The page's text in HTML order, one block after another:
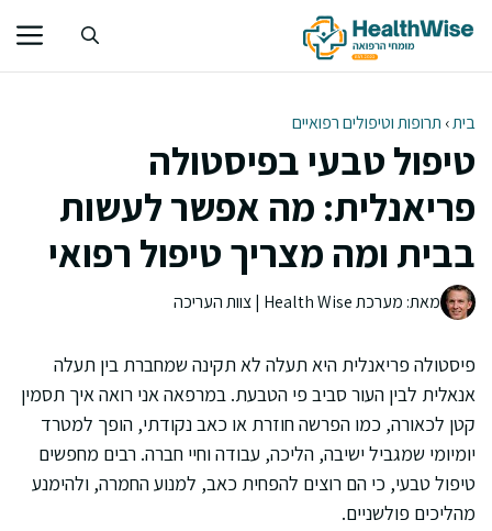
לתוכן
בית› תרופות וטיפולים רפואיים
טיפול טבעי בפיסטולה
פריאנלית: מה אפשר לעשות
בבית ומה מצריך טיפול רפואי
מאת: מערכת Health Wise | צוות העריכה
פיסטולה פריאנלית היא תעלה לא תקינה שמחברת בין תעלה
אנאלית לבין העור סביב פי הטבעת. במרפאה אני רואה איך תסמין
קטן לכאורה, כמו הפרשה חוזרת או כאב נקודתי, הופך למטרד
יומיומי שמגביל ישיבה, הליכה, עבודה וחיי חברה. רבים מחפשים
טיפול טבעי, כי הם רוצים להפחית כאב, למנוע החמרה, ולהימנע
מהליכים פולשניים.